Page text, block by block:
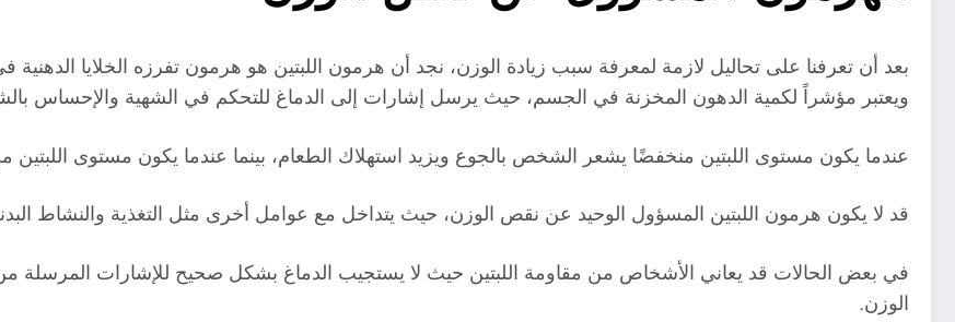
بعد أن تعرفنا على تحاليل لازمة لمعرفة سبب زيادة الوزن، نجد أن هرمون اللبتين هو هرمون تفرزه الخلايا
ويعتبر مؤشراً لكمية الدهون المخزنة في الجسم، حيث يرسل إشارات إلى الدماغ للتحكم في الشهية والإحساس
عندما يكون مستوى اللبتين منخفضًا يشعر الشخص بالجوع ويزيد استهلاك الطعام، بينما عندما يكون مستوى
قد لا يكون هرمون اللبتين المسؤول الوحيد عن نقص الوزن، حيث يتداخل مع عوامل أخرى مثل التغذية والنشاط
في بعض الحالات قد يعاني الأشخاص من مقاومة اللبتين حيث لا يستجيب الدماغ بشكل صحيح للإشارات المرسلة من
الوزن.